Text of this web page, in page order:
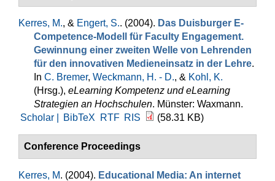
Kerres, M., & Engert, S.. (2004). Das Duisburger E-
Competence-Modell für Faculty Engagement.
Gewinnung einer zweiten Welle von Lehrenden
für den innovativen Medieneinsatz in der Lehre.
In C. Bremer, Weckmann, H. - D., & Kohl, K.
(Hrsg.), eLearning Kompetenz und eLearning
Strategien an Hochschulen. Münster: Waxmann.
Scholar |
BibTeX RTF RIS (58.31 KB)
Conference Proceedings
Kerres, M. (2004). Educational Media: An internet